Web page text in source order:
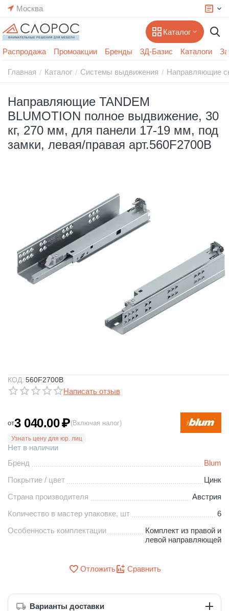
Москва
Каталог
Распродажа Промоакции Бренды 3Д-Базис Каталоги
Главная / Каталог / Системы выдвижения / Направляющие
Направляющие TANDEM
BLUMOTION полное выдвижение, 30
кг, 270 мм, для панели 17-19 мм, под
замки, левая/правая арт.560F2700B
КОД: 560F2700B
Написать отзыв
от3 040.00₽(Включая налог)
Узнать цену для юр. лиц
Нет в наличии
Бренд
Blum
Покрытие / цвет
Цинк
Страна производителя
Австрия
Количество в мастер упаковке, шт
6
Особенность комплектации
Комплект из правой и
левой направляющей
Отложить Сравнить
Варианты доставки